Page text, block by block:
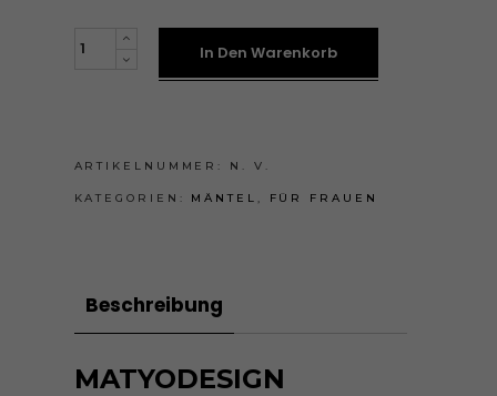
EXKLUZÍV
KABÁT
In Den Warenkorb
ARTIKELNUMMER: N. V.
KATEGORIEN: MÄNTEL , FÜR FRAUEN
Beschreibung
MATYODESIGN